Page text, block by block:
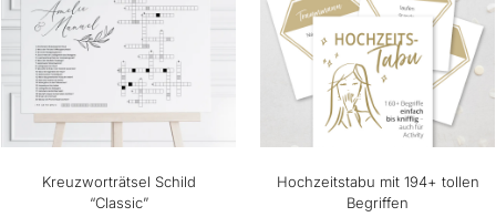
Kreuzworträtsel Schild
“Classic”
Hochzeitstabu mit 194+ tollen
Begriffen